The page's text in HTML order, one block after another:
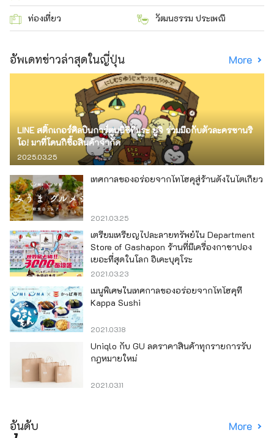
ท่องเที่ยว วัฒนธรรม ประเพณี
อัพเดทข่าวล่าสุดในญี่ปุ่น More
LINE สติ๊กเกอร์ศิลปินการ์ตูนนิชิทีมูระ ยูจิ ร่วมมือกับตัวละครซานริ
โอ! มาที่โดนกิซื้อสินค้าจำกัด
2025.03.25
เทศกาลของอร่อยจากโทโฮคุสู่ร้านดังในโตเกียว
2021.03.25
เตรียมเหรียญไปละลายทรัพย์ใน Department
Store of Gashapon ร้านที่มีเครื่องกาชาปอง
เยอะที่สุดในโลก อิเคะบุคุโระ
2021.03.23
เมนูพิเศษในเทศกาลของอร่อยจากโทโฮคุที่
Kappa Sushi
2021.03.18
Uniqlo กับ GU ลดราคาสินค้าทุกรายการรับ
กฎหมายใหม่
2021.03.11
อันดับ More